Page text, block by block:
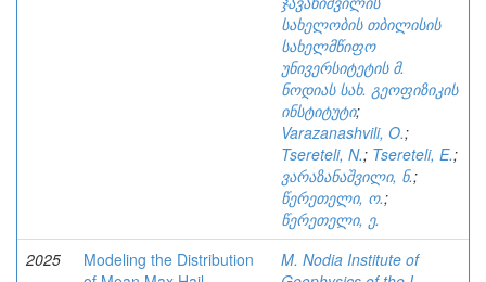
სახელობის თბილისის
სახელმწიფო
უნივერსიტეტის მ.
ნოდიას სახ. გეოფიზიკის
ინსტიტუტი;
Varazanashvili, O.;
Tsereteli, N.; Tsereteli, E.;
ვარაზანაშვილი, ნ.;
წერეთელი, ო.;
წერეთელი, ე.
2025
Modeling the Distribution
M. Nodia Institute of